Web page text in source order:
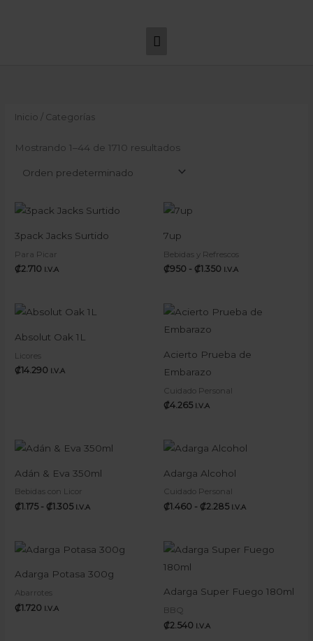
principal
Inicio / Categorías
Mostrando 1–44 de 1710 resultados
3pack Jacks Surtido
Para Picar
₡2.710 I.V.A
7up
Bebidas y Refrescos
₡950 - ₡1.350
₡950
₡1.350
I.V.A
Absolut Oak 1L
Licores
₡14.290 I.V.A
Acierto Prueba de
Embarazo
Cuidado Personal
₡4.265 I.V.A
Adán & Eva 350ml
Bebidas con Licor
₡1.175 - ₡1.305
Rango
de
desde
₡1.175
₡1.305
I.V.A
Adarga Alcohol
Cuidado Personal
₡1.460 - ₡2.285
Rango
de
desde
₡1.460
₡2.285
I.V.A
Adarga Potasa 300g
Abarrotes
₡1.720 I.V.A
Adarga Super Fuego 180ml
BBQ
₡2.540 I.V.A